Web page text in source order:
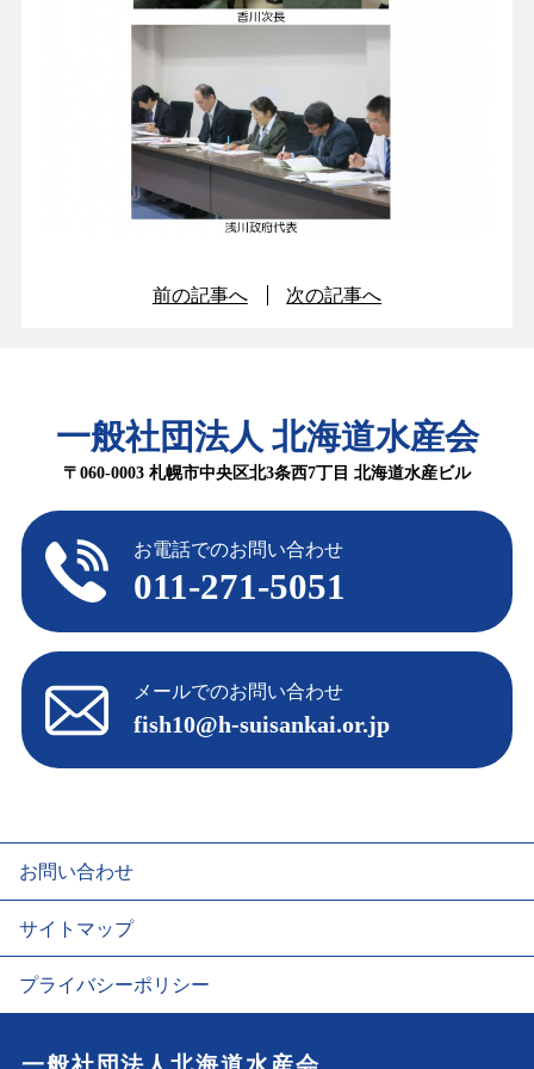
前の記事へ 次の記事へ
一般社団法人 北海道水産会
〒060-0003 札幌市中央区北3条西7丁目 北海道水産ビル
お電話でのお問い合わせ
011-271-5051
メールでのお問い合わせ
fish10@h-suisankai.or.jp
お問い合わせ
サイトマップ
プライバシーポリシー